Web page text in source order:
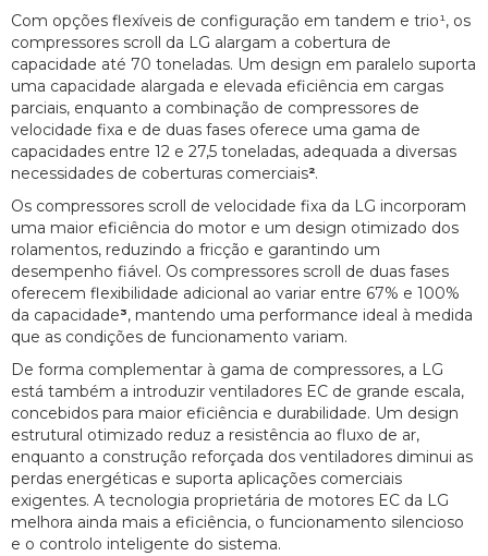
Com opções flexíveis de configuração em tandem e trio¹, os
compressores scroll da LG alargam a cobertura de
capacidade até 70 toneladas. Um design em paralelo suporta
uma capacidade alargada e elevada eficiência em cargas
parciais, enquanto a combinação de compressores de
velocidade fixa e de duas fases oferece uma gama de
capacidades entre 12 e 27,5 toneladas, adequada a diversas
necessidades de coberturas comerciais².
Os compressores scroll de velocidade fixa da LG incorporam
uma maior eficiência do motor e um design otimizado dos
rolamentos, reduzindo a fricção e garantindo um
desempenho fiável. Os compressores scroll de duas fases
oferecem flexibilidade adicional ao variar entre 67% e 100%
da capacidade³, mantendo uma performance ideal à medida
que as condições de funcionamento variam.
De forma complementar à gama de compressores, a LG
está também a introduzir ventiladores EC de grande escala,
concebidos para maior eficiência e durabilidade. Um design
estrutural otimizado reduz a resistência ao fluxo de ar,
enquanto a construção reforçada dos ventiladores diminui as
perdas energéticas e suporta aplicações comerciais
exigentes. A tecnologia proprietária de motores EC da LG
melhora ainda mais a eficiência, o funcionamento silencioso
e o controlo inteligente do sistema.